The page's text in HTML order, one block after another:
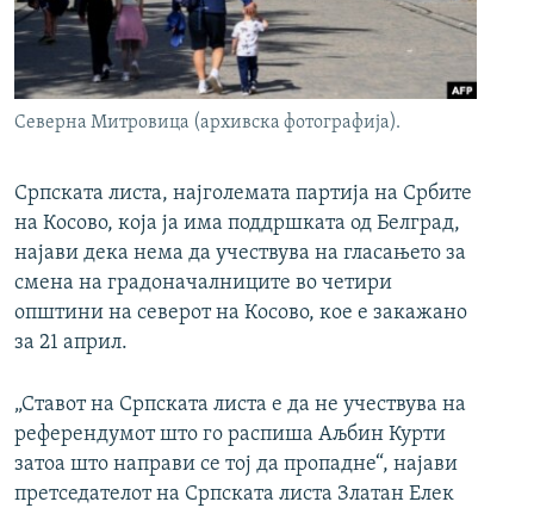
РСЕ веб страници
Северна Митровица (архивска фотографија).
Српската листа, најголемата партија на Србите
на Косово, која ја има поддршката од Белград,
најави дека нема да учествува на гласањето за
смена на градоначалниците во четири
општини на северот на Косово, кое е закажано
за 21 април.
„Ставот на Српската листа е да не учествува на
референдумот што го распиша Аљбин Курти
затоа што направи се тој да пропадне“, најави
претседателот на Српската листа Златан Елек